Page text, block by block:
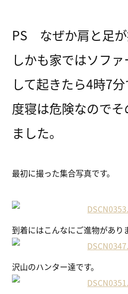
PS なぜか肩と足
しかも家ではソフ
して起きたら4時7
度寝は危険なので
ました。
最初に撮った集合写真です。
到着にはこんなにご進物があり
沢山のハンター達です。